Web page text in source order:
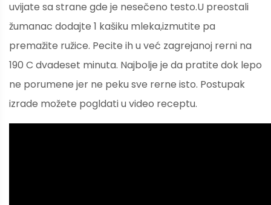
uvijate sa strane gde je nesečeno testo.U preostali
žumanac dodajte 1 kašiku mleka,izmutite pa
premažite ružice. Pecite ih u već zagrejanoj rerni na
190 C dvadeset minuta. Najbolje je da pratite dok lepo
ne porumene jer ne peku sve rerne isto. Postupak
izrade možete pogldati u video receptu.